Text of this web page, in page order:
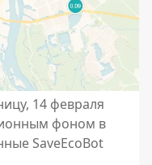
14 февраля
фоном в
SaveEcoBot